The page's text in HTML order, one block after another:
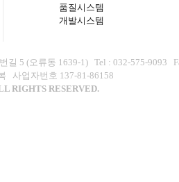
품질시스템
개발시스템
길 5 (오류동 1639-1) Tel : 032-575-9093
사업자번호 137-81-86158
RIGHTS RESERVED.